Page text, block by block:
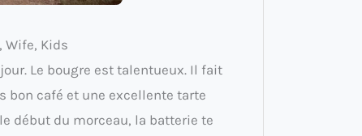
Wife, Kids
Le bougre est talentueux. Il fait
bon café et une excellente tarte
début du morceau, la batterie te